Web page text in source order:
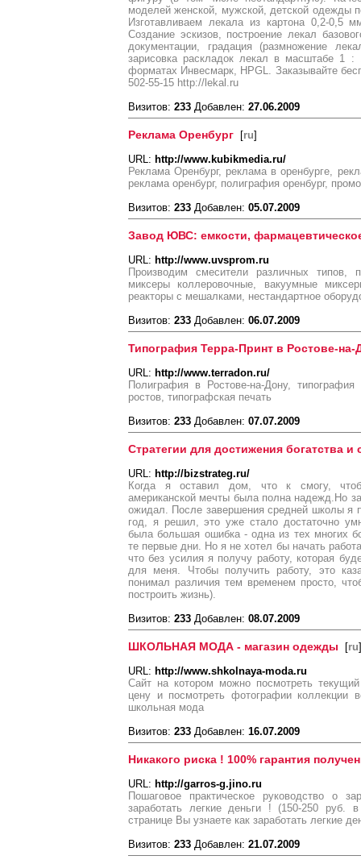
моделей женской, мужской, детской одежды
Изготавливаем лекала из картона 0,2-0,5
Создание эскизов, построение лекал
документации, градация (размножение
зарисовка раскладок лекал в масштабе 1 :
форматах Инвесмарк, HPGL. Заказывайте
502-55-15 http://lekal.ru
Визитов: 233 Добавлен: 27.06.2009
Реклама Оренбург [ru]
URL: http://www.kubikmedia.ru/
Реклама Оренбург, реклама в оренбурге,
реклама оренбург, полиграфия оренбург,
Визитов: 233 Добавлен: 05.07.2009
Завод ЮВС: емкости,
URL: http://www.uvsprom.ru
Производим смесители различных
миксеры коллеровочные, вакуумные
реакторы с мешалками, нестандартное
Визитов: 233 Добавлен: 06.07.2009
Типография Терра-Принт в Ростове-на-
URL: http://www.terradon.ru/
Полиграфия в Ростове-на-Дону, типография
ростов, типографская печать
Визитов: 233 Добавлен: 07.07.2009
Стратегии для достижения богатства и
URL: http://bizstrateg.ru/
Когда я оставил дом, что к смогу,
американской мечты была полна надежд.Но
ожидал. После завершения средней школы я
год, я решил, это уже стало достаточно
была большая ошибка - одна из тех многих
те первые дни. Но я не хотел бы начать
что без усилия я получу работу, которая
для меня. Чтобы получить работу, это
понимал различия тем временем просто,
построить жизнь).
Визитов: 233 Добавлен: 08.07.2009
ШКОЛЬНАЯ МОДА - магазин одежды [ru]
URL: http://www.shkolnaya-moda.ru
Сайт на котором можно посмотреть
цену и посмотреть фотографии коллекции
школьная мода
Визитов: 233 Добавлен: 16.07.2009
Никакого риска ! 100% гарантия
URL: http://garros-g.jino.ru
Пошаговое практическое руководство о
заработать легкие деньги ! (150-250
странице Вы узнаете как заработать легкие
Визитов: 233 Добавлен: 21.07.2009